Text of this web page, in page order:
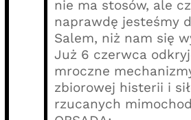
nie ma stosów, ale
naprawdę jesteśmy
Salem, niż nam się
Już 6 czerwca
mroczne
zbiorowej histerii i
rzucanych